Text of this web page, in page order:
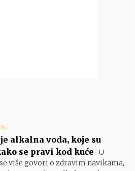
alkalna voda, koje su
se pravi kod kuće U
više govori o zdravim navikama,